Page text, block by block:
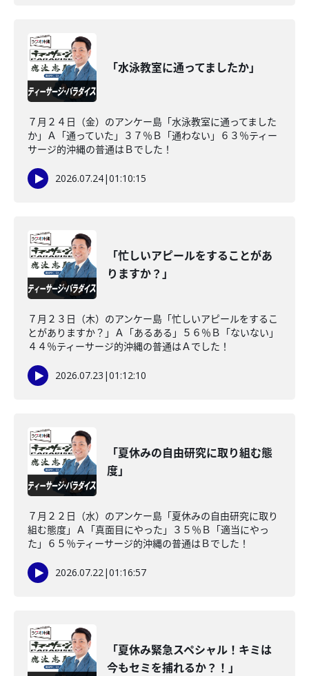
「水泳教室に通ってましたか」
７月２４日（金）のアンケー島「水泳教室に通ってました
か」Ａ「通っていた」３７％Ｂ「通わない」６３％ティー
サージ的沖縄の普通はＢでした！
2026.07.24|01:10:15
「忙しいアピールをすることがあ
りますか？」
７月２３日（木）のアンケー島「忙しいアピールをするこ
とがありますか？」Ａ「あるある」５６％Ｂ「ないない」
４４％ティーサージ的沖縄の普通はＡでした！
2026.07.23 |01:12:10
「夏休みの自由研究に取り組む態
度」
７月２２日（水）のアンケー島「夏休みの自由研究に取り
組む態度」Ａ「真面目にやった」３５％Ｂ「適当にやっ
た」６５％ティーサージ的沖縄の普通はＢでした！
2026.07.22|01:16:57
「夏休み緊急スペシャル！キミは
今もセミを捕れるか？！」